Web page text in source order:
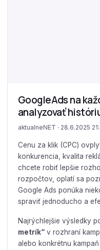
GoogleAds na
analyzovať
aktualneNET · 28.6.2025
Cenu za klik (CPC)
konkurencia, kvalita
chcete robiť lepšie
rozpočtov, oplatí sa
Google Ads ponúka
spraviť jednoducho a
Najrýchlejšie výsledky
metrík“ v rozhraní
alebo konkrétnu